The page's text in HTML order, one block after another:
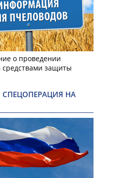
о проведении
средствами защиты
СПЕЦОПЕРАЦИЯ НА